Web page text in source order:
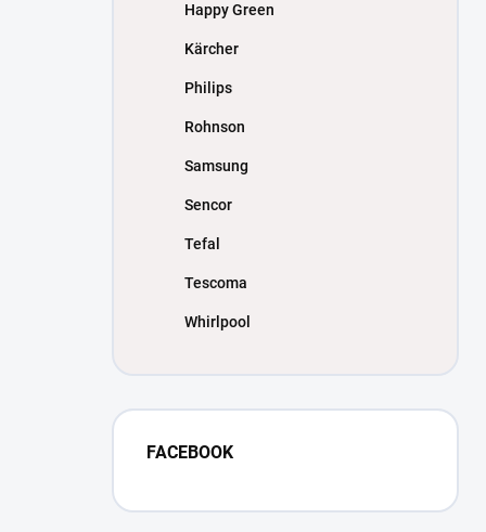
Happy Green
Kärcher
Philips
Rohnson
Samsung
Sencor
Tefal
Tescoma
Whirlpool
FACEBOOK